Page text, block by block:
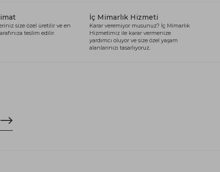
size özel üretilir ve en
teslim edilir.
İç Mimarlık Hizmeti
Karar veremiyor musunuz? İç Mimarlık
Hizmetimiz ile karar vermenize
yardımcı oluyor ve size özel yaşam
alanlarınızı tasarlıyoruz.